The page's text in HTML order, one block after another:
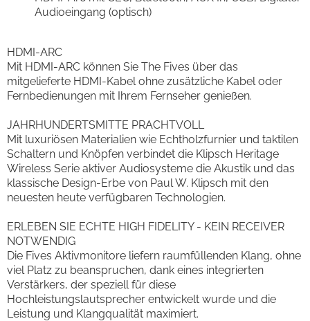
Audioeingang (optisch)
HDMI-ARC
Mit HDMI-ARC können Sie The Fives über das
mitgelieferte HDMI-Kabel ohne zusätzliche Kabel oder
Fernbedienungen mit Ihrem Fernseher genießen.
JAHRHUNDERTSMITTE PRACHTVOLL
Mit luxuriösen Materialien wie Echtholzfurnier und taktilen
Schaltern und Knöpfen verbindet die Klipsch Heritage
Wireless Serie aktiver Audiosysteme die Akustik und das
klassische Design-Erbe von Paul W. Klipsch mit den
neuesten heute verfügbaren Technologien.
ERLEBEN SIE ECHTE HIGH FIDELITY - KEIN RECEIVER
NOTWENDIG
Die Fives Aktivmonitore liefern raumfüllenden Klang, ohne
viel Platz zu beanspruchen, dank eines integrierten
Verstärkers, der speziell für diese
Hochleistungslautsprecher entwickelt wurde und die
Leistung und Klangqualität maximiert.